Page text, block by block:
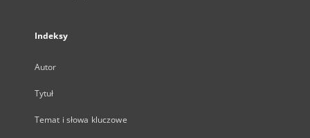
Indeksy
Autor
Tytuł
Temat i słowa kluczowe